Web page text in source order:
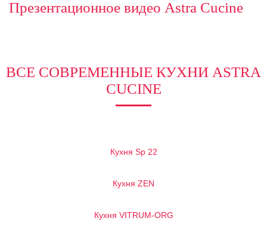
Презентационное видео Astra Cucine
ВСЕ СОВРЕМЕННЫЕ КУХНИ ASTRA
CUCINE
Кухня Sp 22
Кухня ZEN
Кухня VITRUM-ORG